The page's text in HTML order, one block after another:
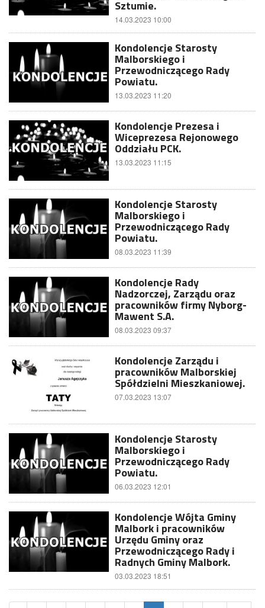
Sztumie.
14.03.2023 10:00
Kondolencje Starosty
Malborskiego i
Przewodniczącego Rady
Powiatu.
13.03.2023 11:20
Kondolencje Prezesa i
Wiceprezesa Rejonowego
Oddziału PCK.
13.03.2023 11:15
Kondolencje Starosty
Malborskiego i
Przewodniczącego Rady
Powiatu.
08.03.2023 11:39
Kondolencje Rady
Nadzorczej, Zarządu oraz
pracowników firmy Nyborg-
Mawent S.A.
08.03.2023 09:37
Kondolencje Zarządu i
pracowników Malborskiej
Spółdzielni Mieszkaniowej.
07.03.2023 13:07
Kondolencje Starosty
Malborskiego i
Przewodniczącego Rady
Powiatu.
06.03.2023 12:01
Kondolencje Wójta Gminy
Malbork i pracowników
Urzędu Gminy oraz
Przewodniczącego Rady i
Radnych Gminy Malbork.
03.03.2023 18:51